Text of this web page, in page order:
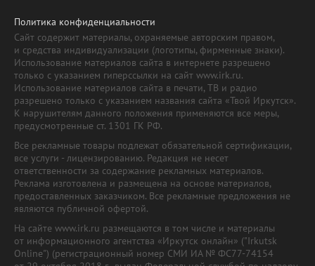
Политика конфиденциальности
Сайт содержит материалы, охраняемые авторским правом,
и средства индивидуализации (логотипы, фирменные знаки).
Использование материалов сайта в интернете разрешено
только с указанием гиперссылки на сайт www.irk.ru.
Использование материалов сайта в печати, ТВ и радио
разрешено только с указанием названия сайта «Твой Иркутск».
К нарушителям данного положения применяются все меры,
предусмотренные ст. 1301 ГК РФ.
Все рекламные товары подлежат обязательной сертификации,
все услуги - лицензированию. Редакция не несет
ответственности за содержание рекламных материалов.
Реклама изготовлена и размещена на основе материалов,
предоставленных заказчиком. Все рекламные предложения не
являются публичной офертой.
На сайте www.irk.ru размещаются в том числе и материалы
от информационного агентства «Иркутск онлайн» ("Irkutsk
Online") (регистрационный номер СМИ ИА № ФС77-74154